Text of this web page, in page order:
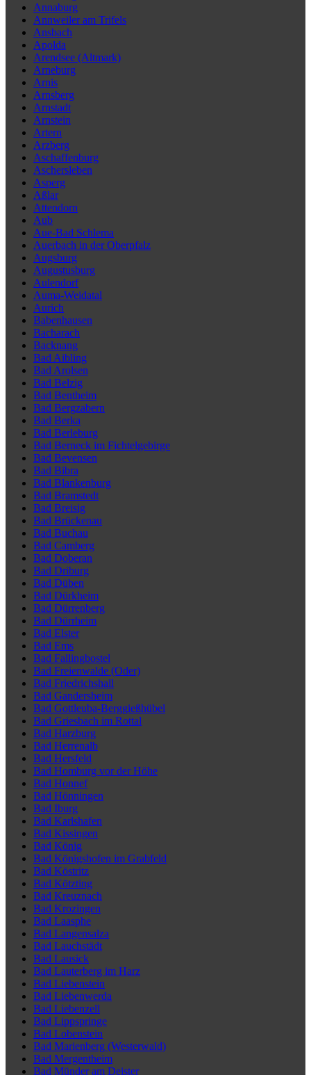
Annaburg
Annweiler am Trifels
Ansbach
Apolda
Arendsee (Altmark)
Arneburg
Arnis
Arnsberg
Arnstadt
Arnstein
Artern
Arzberg
Aschaffenburg
Aschersleben
Asperg
Aßlar
Attendorn
Aub
Aue-Bad Schlema
Auerbach in der Oberpfalz
Augsburg
Augustusburg
Aulendorf
Auma-Weidatal
Aurich
Babenhausen
Bacharach
Backnang
Bad Aibling
Bad Arolsen
Bad Belzig
Bad Bentheim
Bad Bergzabern
Bad Berka
Bad Berleburg
Bad Berneck im Fichtelgebirge
Bad Bevensen
Bad Bibra
Bad Blankenburg
Bad Bramstedt
Bad Breisig
Bad Brückenau
Bad Buchau
Bad Camberg
Bad Doberan
Bad Driburg
Bad Düben
Bad Dürkheim
Bad Dürrenberg
Bad Dürrheim
Bad Elster
Bad Ems
Bad Fallingbostel
Bad Freienwalde (Oder)
Bad Friedrichshall
Bad Gandersheim
Bad Gottleuba-Berggießhübel
Bad Griesbach im Rottal
Bad Harzburg
Bad Herrenalb
Bad Hersfeld
Bad Homburg vor der Höhe
Bad Honnef
Bad Hönningen
Bad Iburg
Bad Karlshafen
Bad Kissingen
Bad König
Bad Königshofen im Grabfeld
Bad Köstritz
Bad Kötzting
Bad Kreuznach
Bad Krozingen
Bad Laasphe
Bad Langensalza
Bad Lauchstädt
Bad Lausick
Bad Lauterberg im Harz
Bad Liebenstein
Bad Liebenwerda
Bad Liebenzell
Bad Lippspringe
Bad Lobenstein
Bad Marienberg (Westerwald)
Bad Mergentheim
Bad Münder am Deister